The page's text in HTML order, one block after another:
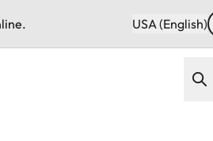
USA (English)